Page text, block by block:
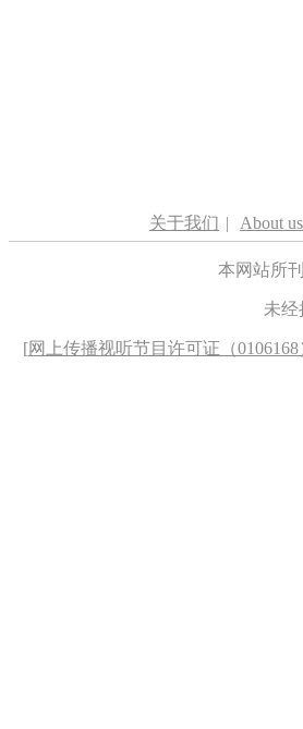
关于我们 | About us
本网站所
未
[网上传播视听节目许可证（0106168